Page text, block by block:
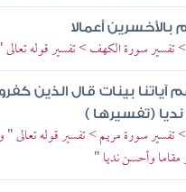
أعمالا
> تفسير سورة الكهف > تفسير قوله
آياتنا بينات قال الذين
(تفسيرها )
تفسير سورة مريم > تفسير قوله تعالى "
مقاما وأحسن نديا "